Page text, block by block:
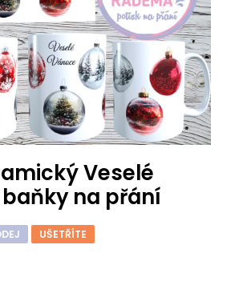
Veselé
na přání
UŠETŘÍTE